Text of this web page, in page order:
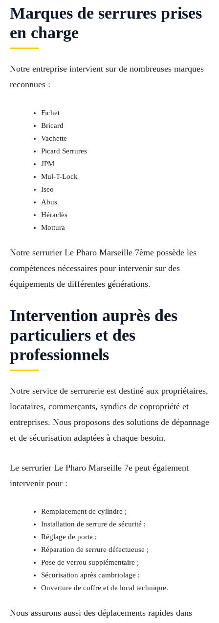
Marques de serrures prises
en charge
Notre entreprise intervient sur de nombreuses marques
reconnues :
Fichet
Bricard
Vachette
Picard Serrures
JPM
Mul-T-Lock
Iseo
Abus
Héraclès
Mottura
Notre serrurier Le Pharo Marseille 7ème possède les
compétences nécessaires pour intervenir sur des
équipements de différentes générations.
Intervention auprès des
particuliers et des
professionnels
Notre service de serrurerie est destiné aux propriétaires,
locataires, commerçants, syndics de copropriété et
entreprises. Nous proposons des solutions de dépannage
et de sécurisation adaptées à chaque besoin.
Le serrurier Le Pharo Marseille 7e peut également
intervenir pour :
Remplacement de cylindre ;
Installation de serrure de sécurité ;
Réglage de porte ;
Réparation de serrure défectueuse ;
Pose de verrou supplémentaire ;
Sécurisation après cambriolage ;
Ouverture de coffre et de local technique.
Nous assurons aussi des déplacements rapides dans